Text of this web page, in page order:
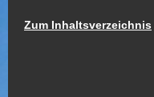
Zum Inhaltsverzeichnis